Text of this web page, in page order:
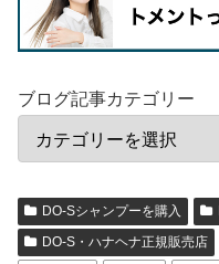
ブログ記事カテゴリー
DO-Sシャンプーを購入
DO-S・ハナヘナ正規販売店